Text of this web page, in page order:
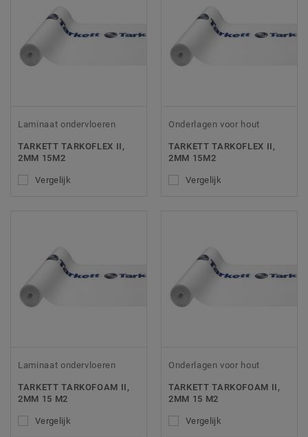
Laminaat ondervloeren
TARKETT TARKOFLEX II,
2MM 15M2
Vergelijk
Onderlagen voor hout
TARKETT TARKOFLEX II,
2MM 15M2
Vergelijk
Laminaat ondervloeren
TARKETT TARKOFOAM II,
2MM 15 M2
Vergelijk
Onderlagen voor hout
TARKETT TARKOFOAM II,
2MM 15 M2
Vergelijk